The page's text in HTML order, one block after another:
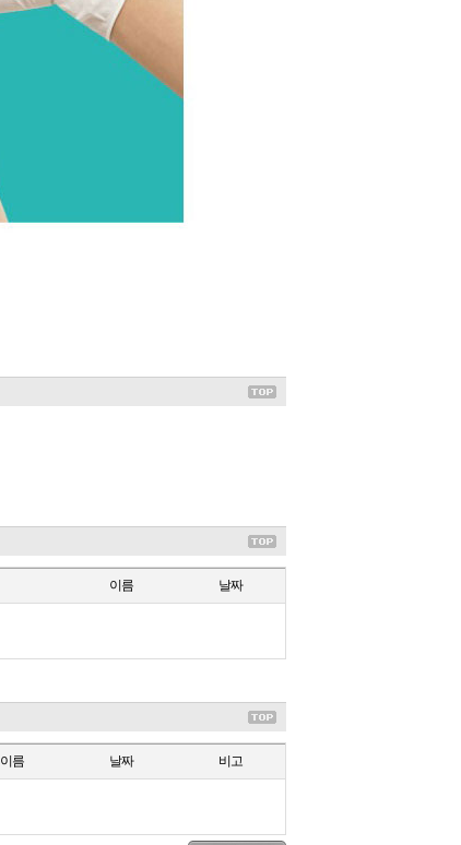
이름 날짜
이름 날짜 비고